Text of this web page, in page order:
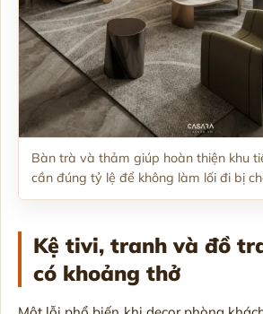
Bàn trà và thảm giúp hoàn thiện khu
cần đúng tỷ lệ để không làm lối đi bị
Kệ tivi, tranh và đồ
có khoảng thở